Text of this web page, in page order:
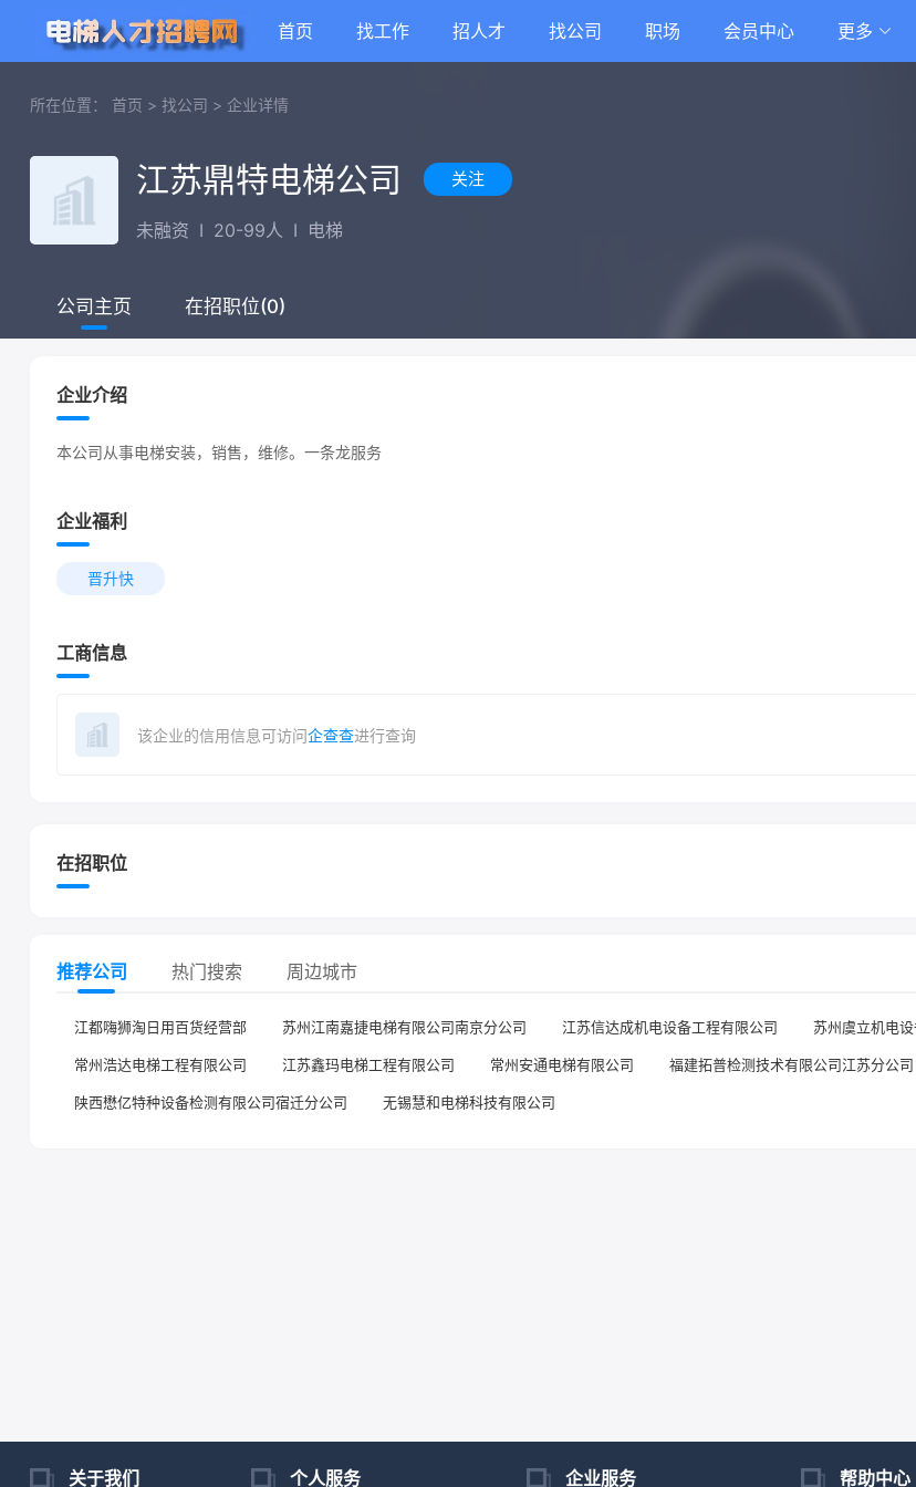
首页 找工作 招人才 找公司 职场 会员中心 更多
所在位置： 首页 > 找公司 > 企业详情
江苏鼎特电梯公司 关注
未融资 I 20-99人 I 电梯
公司主页 在招职位(0)
企业介绍
本公司从事电梯安装，销售，维修。一条龙服务
企业福利
晋升快
工商信息
该企业的信用信息可访问企查查进行查询
在招职位
推荐公司 热门搜索 周边城市
江都嗨狮淘日用百货经营部 苏州江南嘉捷电梯有限公司南京分公司 江苏信达成机电设备工程有限公司 苏州虞立机电
常州浩达电梯工程有限公司 江苏鑫玛电梯工程有限公司 常州安通电梯有限公司 福建拓普检测技术有限公司江苏分公司
陕西懋亿特种设备检测有限公司宿迁分公司 无锡慧和电梯科技有限公司
关于我们 个人服务 企业服务 帮助中心